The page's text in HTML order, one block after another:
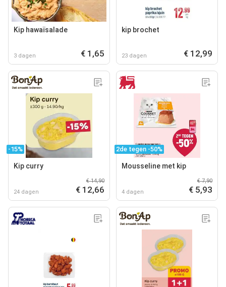
Kip hawaïsalade
3 dagen € 1,65
kip brochet
23 dagen € 12,99
-15%
Kip curry
24 dagen
€ 14,90
€ 12,66
2de tegen -50%
Mousseline met kip
4 dagen
€ 7,90
€ 5,93